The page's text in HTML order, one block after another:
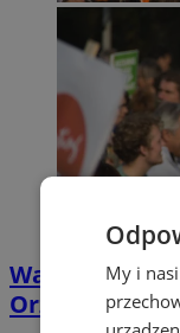
Orzesza.
My i